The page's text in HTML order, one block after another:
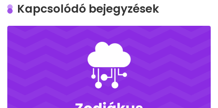
Kapcsolódó bejegyzések